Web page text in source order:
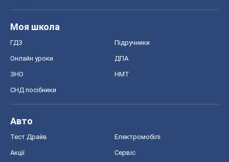
Моя школа
ГДЗ Підручники
Онлайн уроки ДПА
ЗНО НМТ
СНД посібники
Авто
Тест Драйв Електромобілі
Акції Сервіс